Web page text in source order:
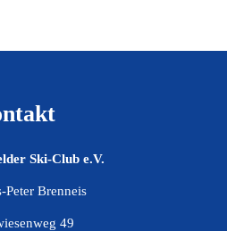
Ski-Club e.V.
Peter Brenneis
49